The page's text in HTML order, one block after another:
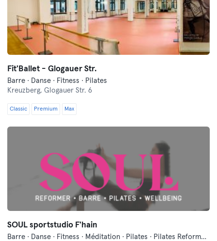
Fit'Ballet - Glogauer Str.
Barre · Danse · Fitness · Pilates
Kreuzberg, Glogauer Str. 6
Classic Premium Max
SOUL sportstudio F'hain
Barre · Danse · Fitness · Méditation · Pilates · Pilates Reformer · Yoga